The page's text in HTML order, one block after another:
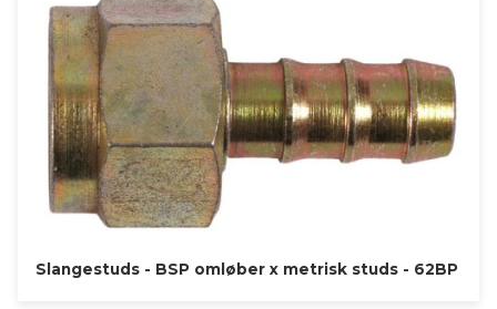
Slangestuds - BSP omløber x metrisk studs - 62BP